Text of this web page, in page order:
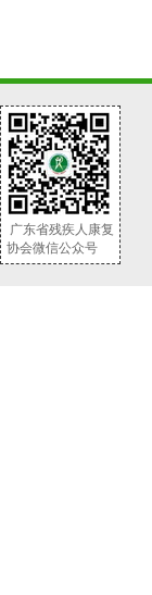
广东省残疾人康复
协会微信公众号